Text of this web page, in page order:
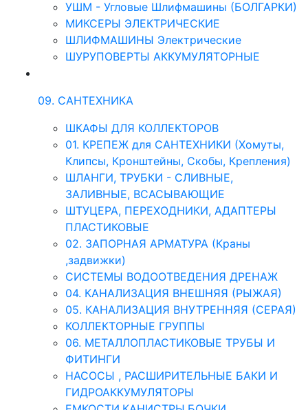
УШМ - Угловые Шлифмашины (БОЛГАРКИ)
МИКСЕРЫ ЭЛЕКТРИЧЕСКИЕ
ШЛИФМАШИНЫ Электрические
ШУРУПОВЕРТЫ АККУМУЛЯТОРНЫЕ
09. САНТЕХНИКА
ШКАФЫ ДЛЯ КОЛЛЕКТОРОВ
01. КРЕПЕЖ для САНТЕХНИКИ (Хомуты,
Клипсы, Кронштейны, Скобы, Крепления)
ШЛАНГИ, ТРУБКИ - СЛИВНЫЕ,
ЗАЛИВНЫЕ, ВСАСЫВАЮЩИЕ
ШТУЦЕРА, ПЕРЕХОДНИКИ, АДАПТЕРЫ
ПЛАСТИКОВЫЕ
02. ЗАПОРНАЯ АРМАТУРА (Краны
,задвижки)
СИСТЕМЫ ВОДООТВЕДЕНИЯ ДРЕНАЖ
04. КАНАЛИЗАЦИЯ ВНЕШНЯЯ (РЫЖАЯ)
05. КАНАЛИЗАЦИЯ ВНУТРЕННЯЯ (СЕРАЯ)
КОЛЛЕКТОРНЫЕ ГРУППЫ
06. МЕТАЛЛОПЛАСТИКОВЫЕ ТРУБЫ И
ФИТИНГИ
НАСОСЫ , РАСШИРИТЕЛЬНЫЕ БАКИ И
ГИДРОАККУМУЛЯТОРЫ